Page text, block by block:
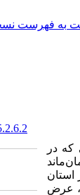
به فهرست
در
عرض